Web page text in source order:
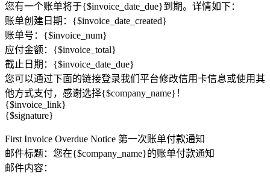
您有一个账单将于{$invoice_date_due}到期。详情如下：
账单创建日期：{$invoice_date_created}
账单号：{$invoice_num}
应付金额：{$invoice_total}
截止日期：{$invoice_date_due}
您可以通过下面的链接登录我们平台修改信用卡信息或使用其
他方式支付，感谢选择{$company_name}！
{$invoice_link}
{$signature}
First Invoice Overdue Notice 第一次账单付款通知
邮件标题：您在{$company_name}的账单付款通知
邮件内容：